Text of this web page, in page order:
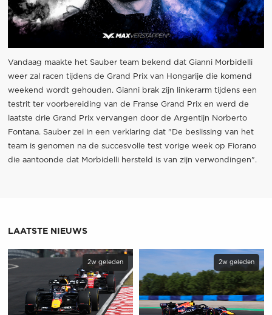
Vandaag maakte het Sauber team bekend dat Gianni Morbidelli
weer zal racen tijdens de Grand Prix van Hongarije die komend
weekend wordt gehouden. Gianni brak zijn linkerarm tijdens een
testrit ter voorbereiding van de Franse Grand Prix en werd de
laatste drie Grand Prix vervangen door de Argentijn Norberto
Fontana. Sauber zei in een verklaring dat "De beslissing van het
team is genomen na de succesvolle test vorige week op Fiorano
die aantoonde dat Morbidelli hersteld is van zijn verwondingen".
LAATSTE NIEUWS
2w geleden 2w geleden